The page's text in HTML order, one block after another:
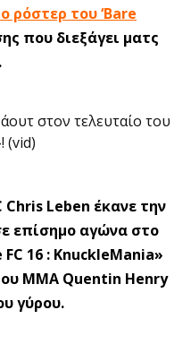
ρόστερ του ‘Bare
που διεξάγει ματς
στον τελευταίο του
(vid)
Leben έκανε την
επίσημο αγώνα στο
16 : KnuckleMania»
ΜΜΑ Quentin Henry
γύρου.